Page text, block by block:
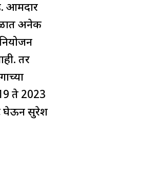
आमदार
अनेक
तर
ते 2023
घेऊन सुरेश